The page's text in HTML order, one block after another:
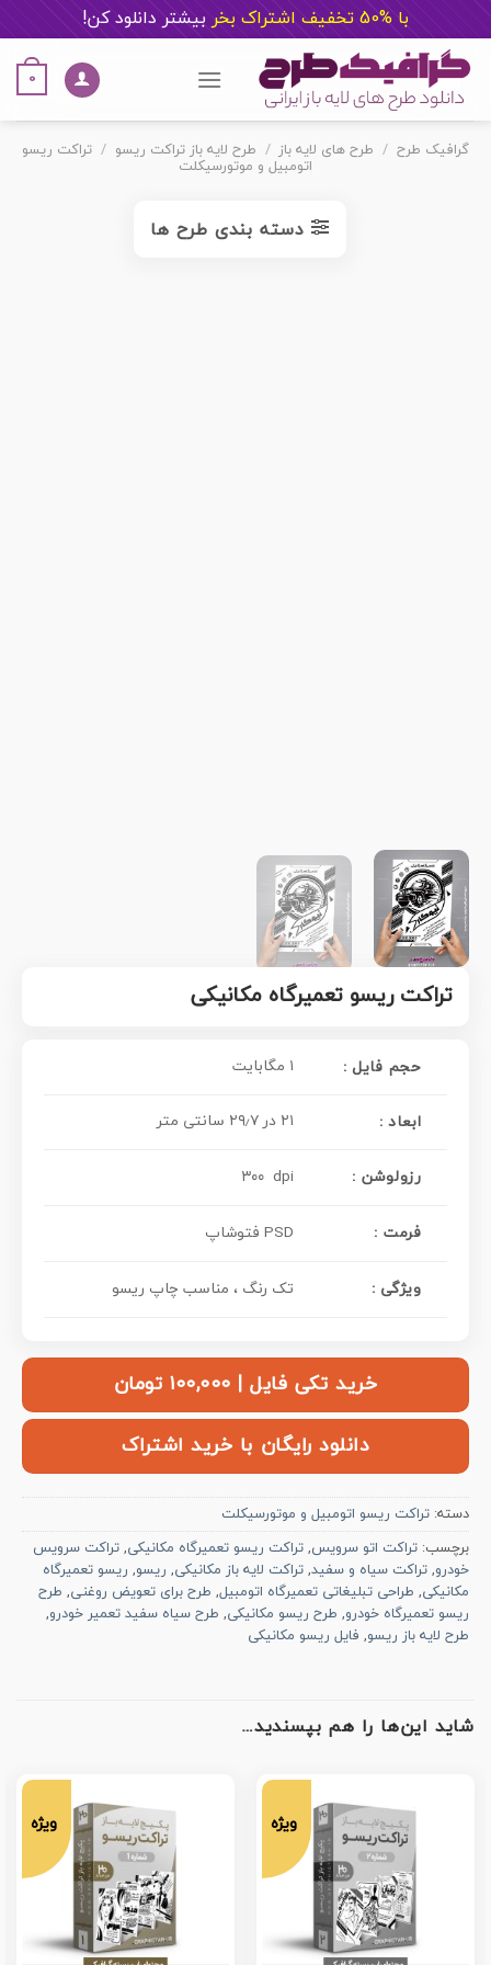
با %50 تخفیف اشتراک بخر بیشتر دانلود کن!
content
0
گرافیک طرح / طرح های لایه باز / طرح لایه باز تراکت ریسو / تراکت ریسو
اتومبیل و موتورسیکلت
دسته بندی طرح ها
تراکت ریسو تعمیرگاه مکانیکی
حجم فایل : ۱ مگابایت
ابعاد : ۲۱ در ۲۹٫۷ سانتی متر
رزولوشن : ۳۰۰ dpi
فرمت : PSD فتوشاپ
ویژگی : تک رنگ ، مناسب چاپ ریسو
خرید تکی فایل | ۱۰۰,۰۰۰ تومان
دانلود رایگان با خرید اشتراک
دسته: تراکت ریسو اتومبیل و موتورسیکلت
برچسب: تراکت اتو سرویس, تراکت ریسو تعمیرگاه مکانیکی, تراکت سرویس
خودرو, تراکت سیاه و سفید, تراکت لایه باز مکانیکی, ریسو, ریسو تعمیرگاه
مکانیکی, طراحی تبلیغاتی تعمیرگاه اتومبیل, طرح برای تعویض روغنی, طرح
ریسو تعمیرگاه خودرو, طرح ریسو مکانیکی, طرح سیاه سفید تعمیر خودرو,
طرح لایه باز ریسو, فایل ریسو مکانیکی
شاید این‌ها را هم بپسندید…
ویژه ویژه